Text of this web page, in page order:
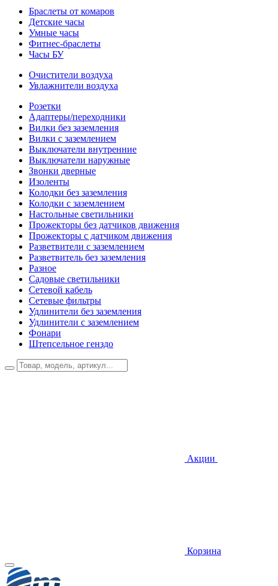
Браслеты от комаров
Детские часы
Умные часы
Фитнес-браслеты
Часы БУ
Очистители воздуха
Увлажнители воздуха
Розетки
Адаптеры/переходники
Вилки без заземления
Вилки с заземлением
Выключатели внутренние
Выключатели наружные
Звонки дверные
Изоленты
Колодки без заземления
Колодки с заземлением
Настольные светильники
Прожекторы без датчиков движения
Прожекторы с датчиком движения
Разветвители с заземлением
Разветвитель без заземления
Разное
Садовые светильники
Сетевой кабель
Сетевые фильтры
Удлинители без заземления
Удлинители с заземлением
Фонари
Штепсельное генздо
Акции
Корзина